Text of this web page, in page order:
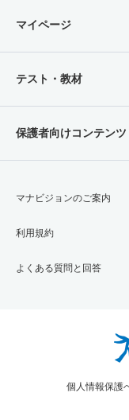
マイページ
テスト・教材
保護者向けコンテンツ
マナビジョンのご案内
利用規約
よくある質問と回答
個人情報保護